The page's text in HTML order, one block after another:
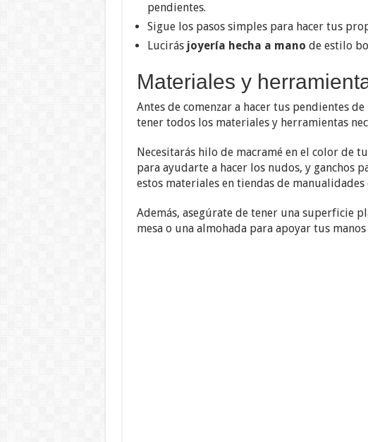
pendientes.
Sigue los pasos simples para hacer tus
Lucirás joyería hecha a mano de estilo
Materiales y
Antes de comenzar a hacer tus pendientes
tener todos los materiales y herramientas
Necesitarás hilo de macramé en el color de
para ayudarte a hacer los nudos, y ganchos
estos materiales en tiendas de manualidades
Además, asegúrate de tener una superficie
mesa o una almohada para apoyar tus